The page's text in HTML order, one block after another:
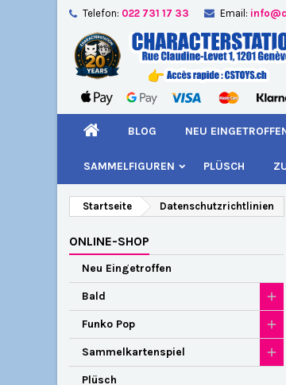
Telefon: 022 731 17 33 Email:
BLOG NEU
SAMMELFIGUREN PLÜSCH
Startseite Datenschutzrichtlinien
ONLINE-SHOP
Neu Eingetroffen
Bald
Funko Pop
Sammelkartenspiel
Plüsch